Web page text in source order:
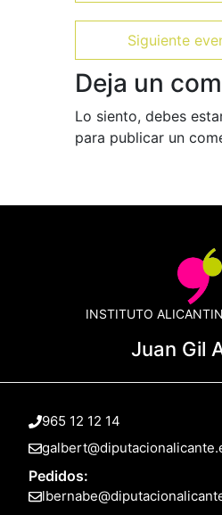
Siguiente
Deja un
Lo siento, debes
para publicar un
INSTITUTO
Juan Gil
965 12 12 14
Pedidos: